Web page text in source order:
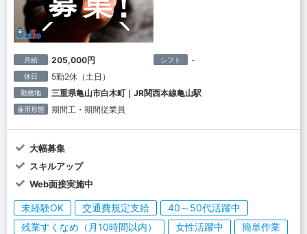
月給 205,000円 シフト -
休日 5勤2休（土日）
勤務地 三重県亀山市白木町｜JR関西本線亀山駅
雇用形態 期間工・期間従業員
大幅募集
スキルアップ
Web面接実施中
未経験OK 交通費規定支給
40～50代活躍中
残業すくなめ（月10時間以内）
女性活躍中 簡単作業